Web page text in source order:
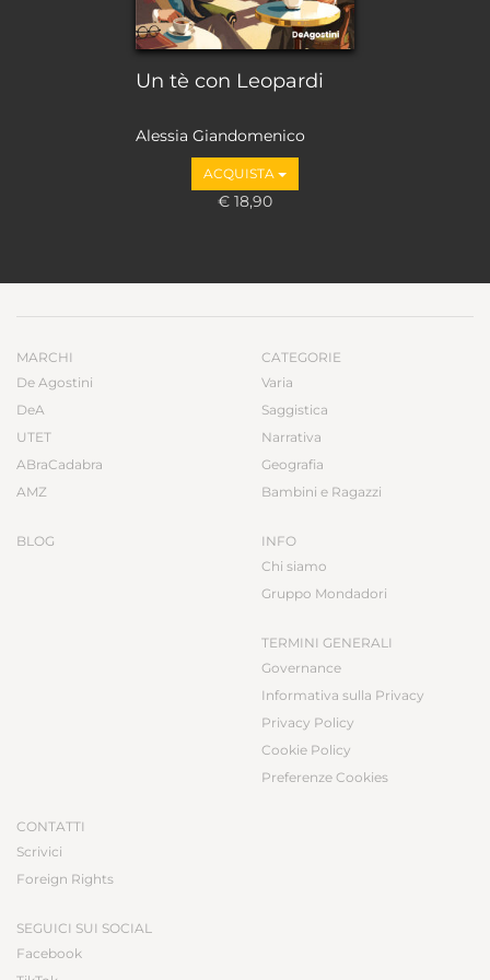
Un tè con Leopardi
Alessia Giandomenico
ACQUISTA
€ 18,90
MARCHI
De Agostini
DeA
UTET
ABraCadabra
AMZ
BLOG
CATEGORIE
Varia
Saggistica
Narrativa
Geografia
Bambini e Ragazzi
INFO
Chi siamo
Gruppo Mondadori
TERMINI GENERALI
Governance
Informativa sulla Privacy
Privacy Policy
Cookie Policy
Preferenze Cookies
CONTATTI
Scrivici
Foreign Rights
SEGUICI SUI SOCIAL
Facebook